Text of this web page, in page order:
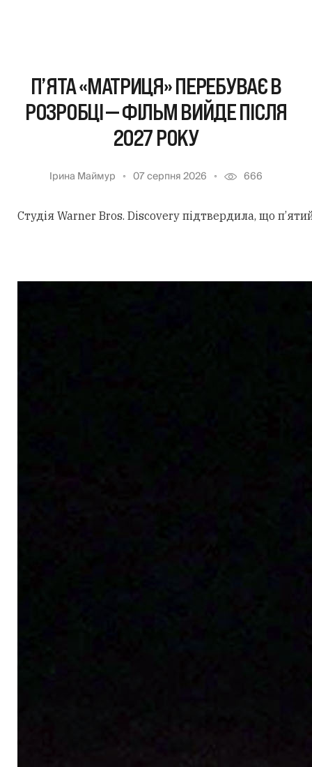
П’ЯТА «МАТРИЦЯ» ПЕРЕБУВАЄ В
РОЗРОБЦІ — ФІЛЬМ ВИЙДЕ ПІСЛЯ
2027 РОКУ
Ірина Маймур 07 серпня 2026 666
Студія Warner Bros. Discovery підтвердила, що